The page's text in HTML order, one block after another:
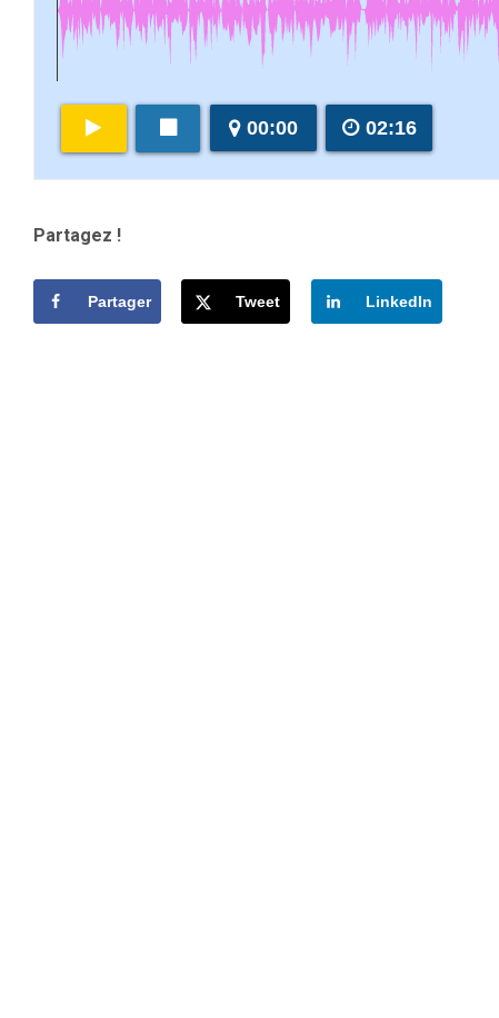
00:00 02:16
Partagez !
Partager Tweet LinkedIn